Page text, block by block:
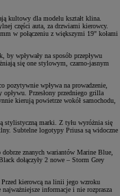
kultowy dla modelu kształt klina.
części auta, za drzwiami kierowcy.
w połączeniu z większymi 19" kołami
wpływały na sposób przepływu
się one stylowym, czarno-jasnym
pozytywnie wpływa na prowadzenie,
opływu. Przesłony przedniego grilla
kierują powietrze wokół samochodu,
stylistyczną marki. Z tyłu wyróżnia się
Subtelne logotypy Priusa są widoczne
znanych wariantów Marine Blue,
dołączyły 2 nowe – Storm Grey
kierowcą na linii jego wzroku
informacje i nie rozprasza